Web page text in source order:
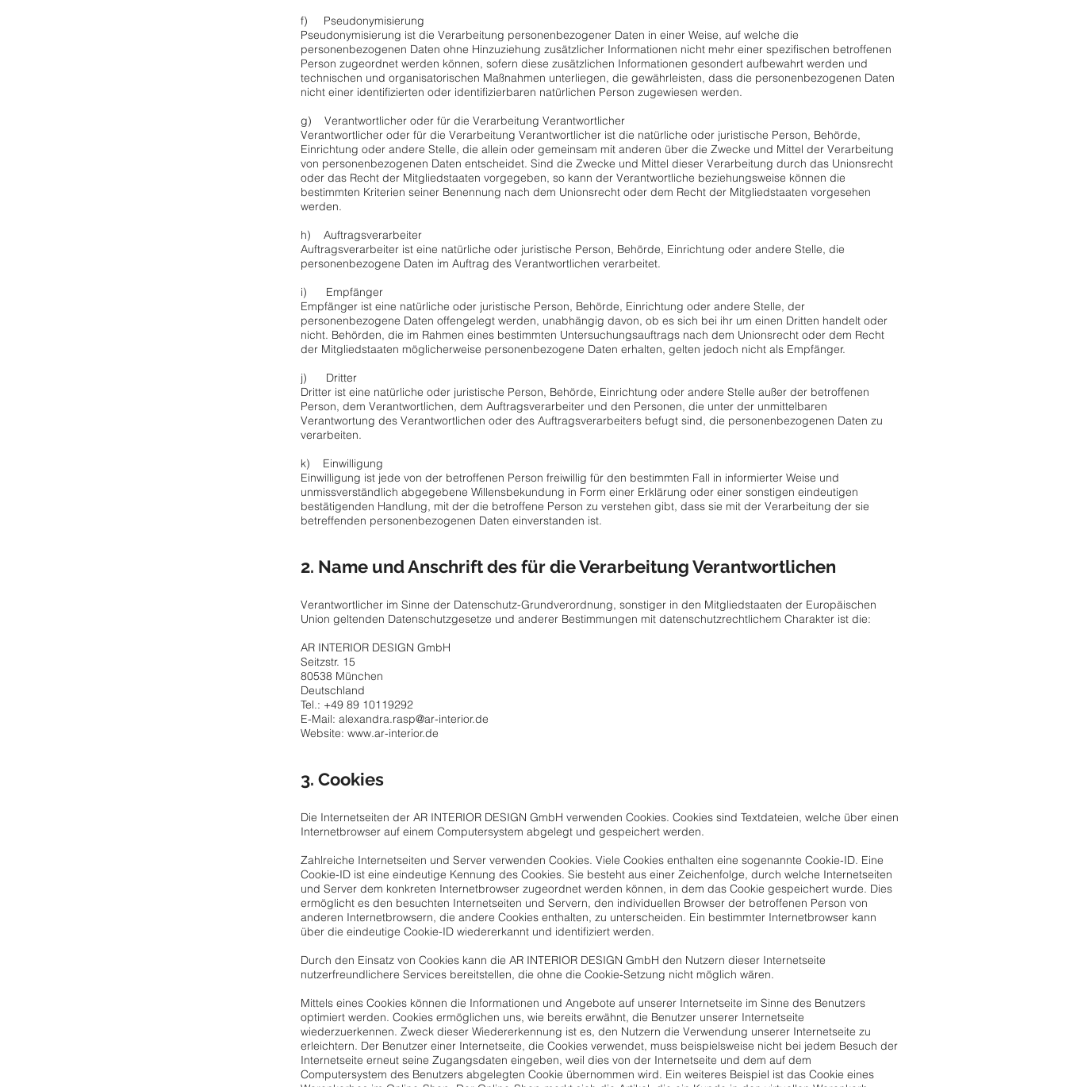
f) Pseudonymisierung
Pseudonymisierung ist die Verarbeitung personenbezogener Daten in einer Weise, auf welche die
personenbezogenen Daten ohne Hinzuziehung zusätzlicher Informationen nicht mehr einer spezifischen betroffenen
Person zugeordnet werden können, sofern diese zusätzlichen Informationen gesondert aufbewahrt werden und
technischen und organisatorischen Maßnahmen unterliegen, die gewährleisten, dass die personenbezogenen Daten
nicht einer identifizierten oder identifizierbaren natürlichen Person zugewiesen werden.
g) Verantwortlicher oder für die Verarbeitung Verantwortlicher
Verantwortlicher oder für die Verarbeitung Verantwortlicher ist die natürliche oder juristische Person, Behörde,
Einrichtung oder andere Stelle, die allein oder gemeinsam mit anderen über die Zwecke und Mittel der Verarbeitung
von personenbezogenen Daten entscheidet. Sind die Zwecke und Mittel dieser Verarbeitung durch das Unionsrecht
oder das Recht der Mitgliedstaaten vorgegeben, so kann der Verantwortliche beziehungsweise können die
bestimmten Kriterien seiner Benennung nach dem Unionsrecht oder dem Recht der Mitgliedstaaten vorgesehen
werden.
h) Auftragsverarbeiter
Auftragsverarbeiter ist eine natürliche oder juristische Person, Behörde, Einrichtung oder andere Stelle, die
personenbezogene Daten im Auftrag des Verantwortlichen verarbeitet.
i) Empfänger
Empfänger ist eine natürliche oder juristische Person, Behörde, Einrichtung oder andere Stelle, der
personenbezogene Daten offengelegt werden, unabhängig davon, ob es sich bei ihr um einen Dritten handelt oder
nicht. Behörden, die im Rahmen eines bestimmten Untersuchungsauftrags nach dem Unionsrecht oder dem Recht
der Mitgliedstaaten möglicherweise personenbezogene Daten erhalten, gelten jedoch nicht als Empfänger.
j) Dritter
Dritter ist eine natürliche oder juristische Person, Behörde, Einrichtung oder andere Stelle außer der betroffenen
Person, dem Verantwortlichen, dem Auftragsverarbeiter und den Personen, die unter der unmittelbaren
Verantwortung des Verantwortlichen oder des Auftragsverarbeiters befugt sind, die personenbezogenen Daten zu
verarbeiten.
k) Einwilligung
Einwilligung ist jede von der betroffenen Person freiwillig für den bestimmten Fall in informierter Weise und
unmissverständlich abgegebene Willensbekundung in Form einer Erklärung oder einer sonstigen eindeutigen
bestätigenden Handlung, mit der die betroffene Person zu verstehen gibt, dass sie mit der Verarbeitung der sie
betreffenden personenbezogenen Daten einverstanden ist.
2. Name und Anschrift des für die Verarbeitung Verantwortlichen
Verantwortlicher im Sinne der Datenschutz-Grundverordnung, sonstiger in den Mitgliedstaaten der Europäischen
Union geltenden Datenschutzgesetze und anderer Bestimmungen mit datenschutzrechtlichem Charakter ist die:
AR INTERIOR DESIGN GmbH
Seitzstr. 15
80538 München
Deutschland
Tel.: +49 89 10119292
E-Mail: alexandra.rasp@ar-interior.de
Website: www.ar-interior.de
3. Cookies
Die Internetseiten der AR INTERIOR DESIGN GmbH verwenden Cookies. Cookies sind Textdateien, welche über einen
Internetbrowser auf einem Computersystem abgelegt und gespeichert werden.
Zahlreiche Internetseiten und Server verwenden Cookies. Viele Cookies enthalten eine sogenannte Cookie-ID. Eine
Cookie-ID ist eine eindeutige Kennung des Cookies. Sie besteht aus einer Zeichenfolge, durch welche Internetseiten
und Server dem konkreten Internetbrowser zugeordnet werden können, in dem das Cookie gespeichert wurde. Dies
ermöglicht es den besuchten Internetseiten und Servern, den individuellen Browser der betroffenen Person von
anderen Internetbrowsern, die andere Cookies enthalten, zu unterscheiden. Ein bestimmter Internetbrowser kann
über die eindeutige Cookie-ID wiedererkannt und identifiziert werden.
Durch den Einsatz von Cookies kann die AR INTERIOR DESIGN GmbH den Nutzern dieser Internetseite
nutzerfreundlichere Services bereitstellen, die ohne die Cookie-Setzung nicht möglich wären.
Mittels eines Cookies können die Informationen und Angebote auf unserer Internetseite im Sinne des Benutzers
optimiert werden. Cookies ermöglichen uns, wie bereits erwähnt, die Benutzer unserer Internetseite
wiederzuerkennen. Zweck dieser Wiedererkennung ist es, den Nutzern die Verwendung unserer Internetseite zu
erleichtern. Der Benutzer einer Internetseite, die Cookies verwendet, muss beispielsweise nicht bei jedem Besuch der
Internetseite erneut seine Zugangsdaten eingeben, weil dies von der Internetseite und dem auf dem
Computersystem des Benutzers abgelegten Cookie übernommen wird. Ein weiteres Beispiel ist das Cookie eines